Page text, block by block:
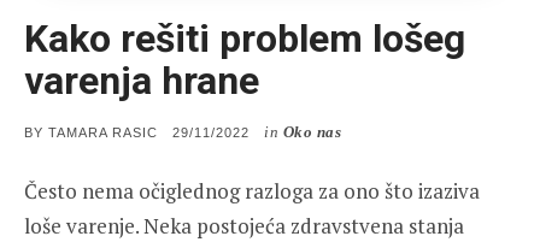
Kako rešiti problem lošeg
varenja hrane
BY TAMARA RASIC
POSTED
29/11/2022 in Oko nas
Često nema očiglednog razloga za ono što izaziva
loše varenje. Neka postojeća zdravstvena stanja